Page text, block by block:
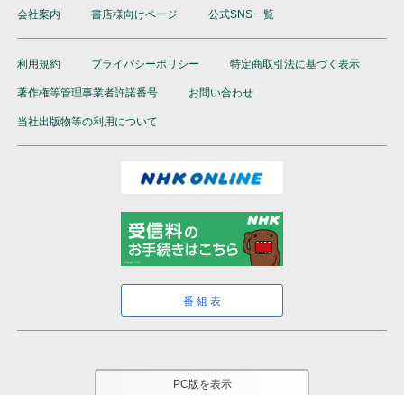
会社案内 書店様向けページ 公式SNS一覧
利用規約 プライバシーポリシー 特定商取引法に基づく表示
著作権等管理事業者許諾番号 お問い合わせ
当社出版物等の利用について
番組表
PC版を表示